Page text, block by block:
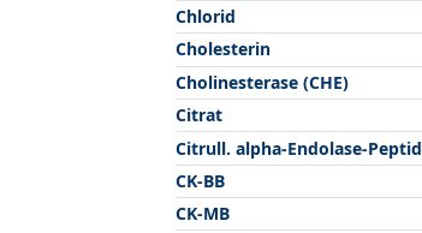
Chlorid
Cholesterin
Cholinesterase (CHE)
Citrat
Citrull. alpha-Endolase-Peptid
CK-BB
CK-MB